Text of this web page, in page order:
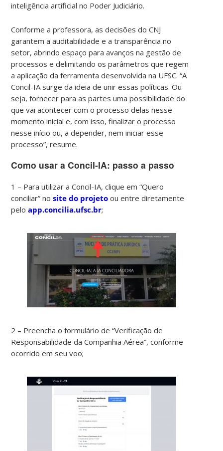
inteligência artificial no Poder Judiciário.
Conforme a professora, as decisões do CNJ
garantem a auditabilidade e a transparência no
setor, abrindo espaço para avanços na gestão de
processos e delimitando os parâmetros que regem
a aplicação da ferramenta desenvolvida na UFSC. “A
Concil-IA surge da ideia de unir essas políticas. Ou
seja, fornecer para as partes uma possibilidade do
que vai acontecer com o processo delas nesse
momento inicial e, com isso, finalizar o processo
nesse início ou, a depender, nem iniciar esse
processo”, resume.
Como usar a Concil-IA: passo a passo
1 – Para utilizar a Concil-IA, clique em “Quero
conciliar” nosite do projeto ou entre diretamente
peloapp.concilia.ufsc.br;
2 – Preencha o formulário de “Verificação de
Responsabilidade da Companhia Aérea”, conforme
ocorrido em seu voo;